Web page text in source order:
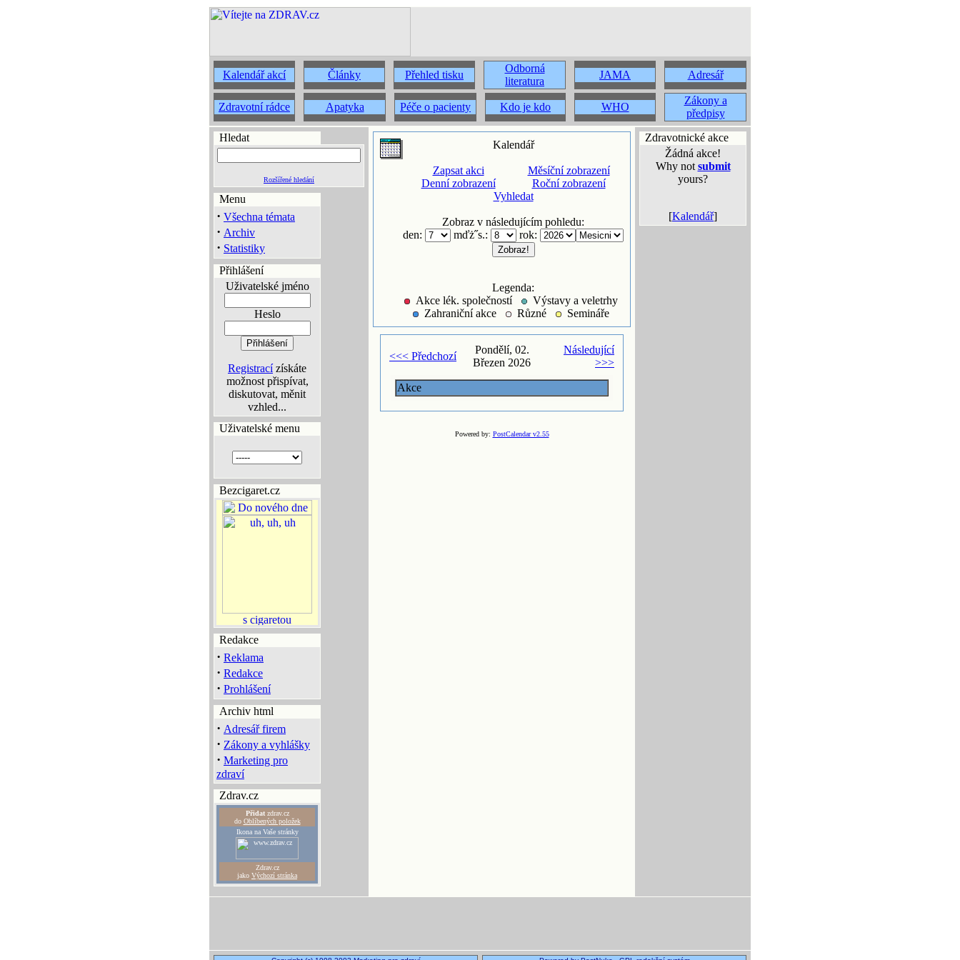
Kalendář akcí Články Přehled tisku
Odborná
literatura
JAMA Adresář
Zdravotní rádce Apatyka Péče o pacienty Kdo je kdo WHO
Zákony a
předpisy
Hledat
Rozšířené hledání
Menu
· Všechna témata
· Archiv
· Statistiky
Přihlášení
Uživatelské jméno
Heslo
Registracízískáte
možnost přispívat,
diskutovat, měnit
vzhled...
Uživatelské menu
Bezcigaret.cz
Redakce
· Reklama
· Redakce
· Prohlášení
Archiv html
· Adresář firem
· Zákony a vyhlášky
· Marketing pro
zdraví
Zdrav.cz
Přidatzdrav.cz
do Oblíbených položek
Ikona na Vaše stránky
Zdrav.cz
jako Výchozí stránka
Kalendář
Zapsat akci
Denní zobrazení
Měsíční zobrazení
Roční zobrazení
Vyhledat
Zobraz v následujícím pohledu:
den:
mďż˝s.: rok:
Legenda:
Akce lék. společností
Výstavy a veletrhy
Zahraniční akce
Různé Semináře
<<< Předchozí
Pondělí, 02.
Březen 2026
Následující
>>>
Akce
Powered by: PostCalendar v2.55
Zdravotnické akce
Žádná akce!
Why not submit
yours?
[Kalendář]